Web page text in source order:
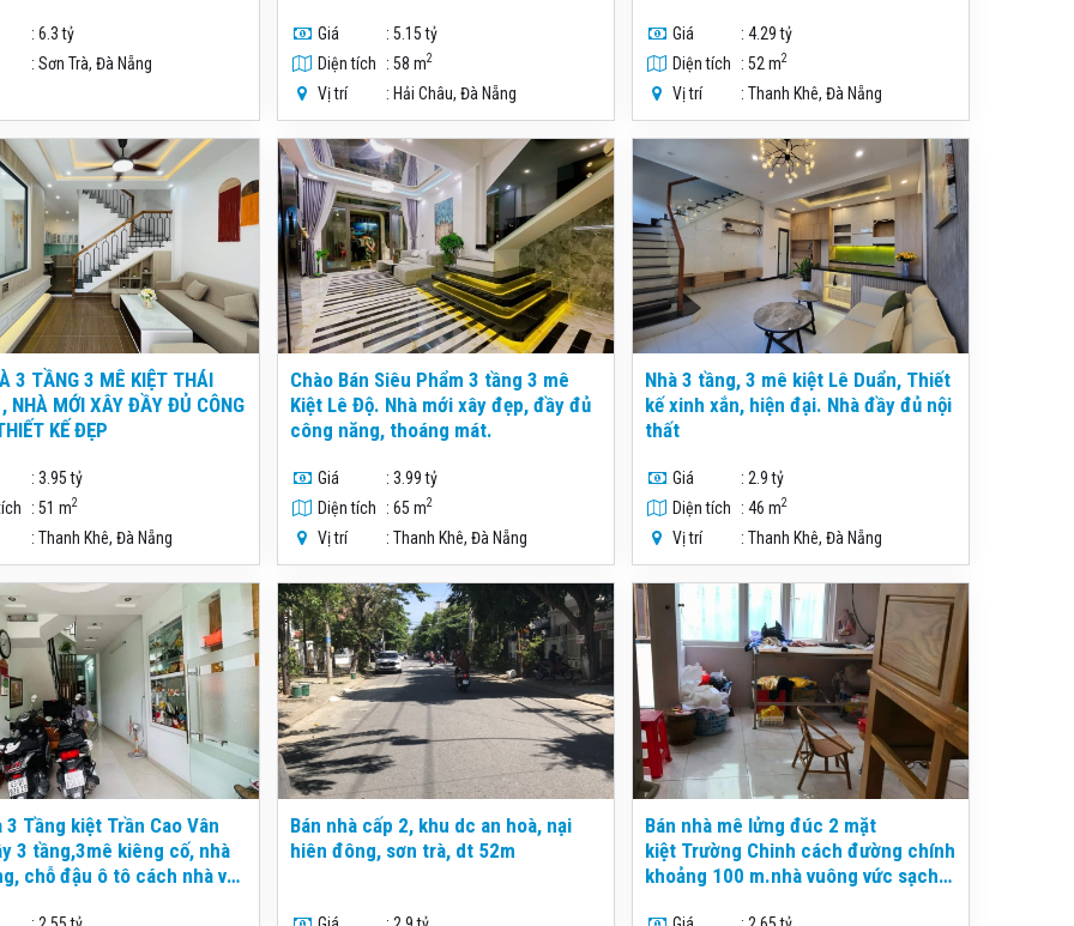
: 6.3 tỷ
: Sơn Trà, Đà Nẵng
Giá
: 5.15 tỷ
Diện tích
: 58 m2
Vị trí : Hải Châu, Đà Nẵng
cả gia đình đông người vẫn ở vẫn
thoải mái
Giá
: 4.29 tỷ
Diện tích
: 52 m2
Vị trí : Thanh Khê, Đà Nẵng
3 TẦNG 3 MÊ KIỆT THÁI
NHÀ MỚI XÂY ĐẦY ĐỦ CÔNG
KẾ ĐẸP
: 3.95 tỷ
: 51 m2
: Thanh Khê, Đà Nẵng
Chào Bán Siêu Phẩm 3 tầng 3 mê
Kiệt Lê Độ. Nhà mới xây đẹp, đầy đủ
công năng, thoáng mát.
Giá
: 3.99 tỷ
Diện tích
: 65 m2
Vị trí : Thanh Khê, Đà Nẵng
Nhà 3 tầng, 3 mê kiệt Lê Duẩn, Thiết
kế xinh xắn, hiện đại. Nhà đầy đủ nội
thất
Giá
: 2.9 tỷ
Diện tích
: 46 m2
Vị trí : Thanh Khê, Đà Nẵng
3 Tầng kiệt Trần Cao Vân
3 tầng,3mê kiêng cố, nhà
chỗ đậu ô tô cách nhà vài
Bán nhà cấp 2, khu dc an hoà, nại
hiên đông, sơn trà, dt 52m
Bán nhà mê lửng đúc 2 mặt
kiệt Trường Chinh cách đường chính
khoảng 100 m.nhà vuông vức sạch